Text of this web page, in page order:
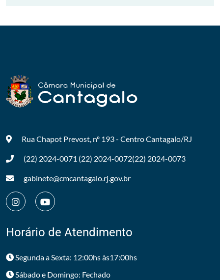
Rua Chapot Prevost, nº 193 - CentroCantagalo/RJ
(22) 2024-0071 (22) 2024-0072(22) 2024-0073
gabinete@cmcantagalo.rj.gov.br
Horário de Atendimento
Segunda a Sexta: 12:00hs às17:00hs
Sábado e Domingo: Fechado